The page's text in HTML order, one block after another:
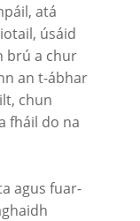
atá
úsáid
brú a chur
an t-ábhar
chun
fháil do na
agus fuar-